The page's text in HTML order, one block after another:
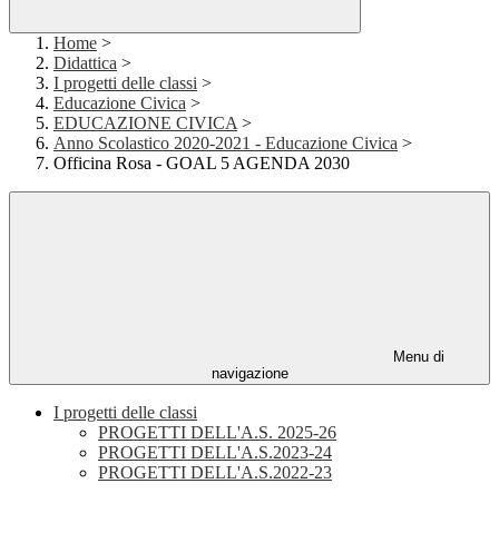
Home >
Didattica >
I progetti delle classi >
Educazione Civica >
EDUCAZIONE CIVICA >
Anno Scolastico 2020-2021 - Educazione Civica >
Officina Rosa - GOAL 5 AGENDA 2030
Menu di
navigazione
I progetti delle classi
PROGETTI DELL'A.S. 2025-26
PROGETTI DELL'A.S.2023-24
PROGETTI DELL'A.S.2022-23